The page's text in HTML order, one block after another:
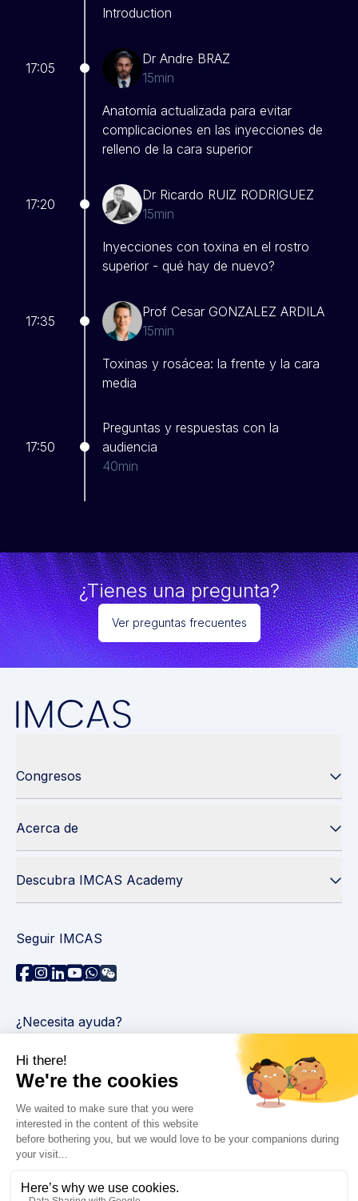
Introduction
17:05
Dr Andre BRAZ
15min
Anatomía actualizada para evitar
complicaciones en las inyecciones de
relleno de la cara superior
17:20
Dr Ricardo RUIZ RODRIGUEZ
15min
Inyecciones con toxina en el rostro
superior - qué hay de nuevo?
17:35
Prof Cesar GONZALEZ ARDILA
15min
Toxinas y rosácea: la frente y la cara
media
17:50
Preguntas y respuestas con la
audiencia
40min
¿Tienes una pregunta?
Ver preguntas frecuentes
Congresos
Acerca de
Descubra IMCAS Academy
Seguir IMCAS
¿Necesita ayuda?
Contáctenos
Leer preguntas frecuentes
Política de privacidad
Información legal